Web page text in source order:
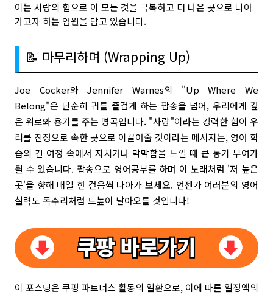
이는 사랑의 힘으로 이 모든 것을 극복하고 더 나은 곳으로 나아
가고자 하는 염원을 담고 있습니다.
📝 마무리하며 (Wrapping Up)
Joe Cocker와 Jennifer Warnes의 "Up Where We
Belong"은 단순히 귀를 즐겁게 하는 팝송을 넘어, 우리에게 깊
은 위로와 용기를 주는 명곡입니다. "사랑"이라는 강력한 힘이 우
리를 진정으로 속한 곳으로 이끌어줄 것이라는 메시지는, 영어 학
습의 긴 여정 속에서 지치거나 막막함을 느낄 때 큰 동기 부여가
될 수 있습니다. 팝송으로 영어공부를 하며 이 노래처럼 '저 높은
곳'을 향해 매일 한 걸음씩 나아가 보세요. 언젠가 여러분의 영어
실력도 독수리처럼 드높이 날아오를 것입니다!
이 포스팅은 쿠팡 파트너스 활동의 일환으로, 이에 따른 일정액의